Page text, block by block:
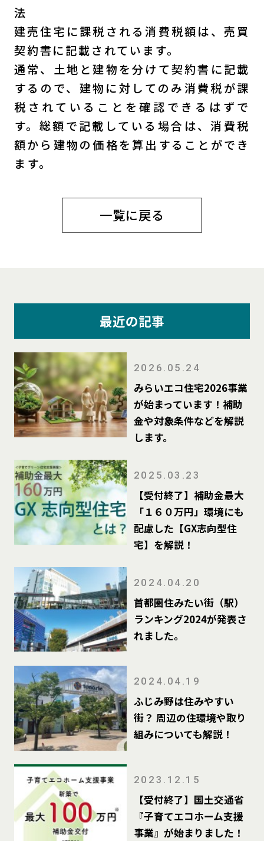
法
建売住宅に課税される消費税額は、売買
契約書に記載されています。
通常、土地と建物を分けて契約書に記載
するので、建物に対してのみ消費税が課
税されていることを確認できるはずで
す。総額で記載している場合は、消費税
額から建物の価格を算出することができ
ます。
一覧に戻る
最近の記事
2026.05.24
みらいエコ住宅2026事業
が始まっています！補助
金や対象条件などを解説
します。
2025.03.23
【受付終了】補助金最大
「１６０万円」環境にも
配慮した【GX志向型住
宅】を解説！
2024.04.20
首都圏住みたい街（駅）
ランキング2024が発表さ
れました。
2024.04.19
ふじみ野は住みやすい
街？ 周辺の住環境や取り
組みについても解説！
2023.12.15
【受付終了】国土交通省
『子育てエコホーム支援
事業』が始まりました！